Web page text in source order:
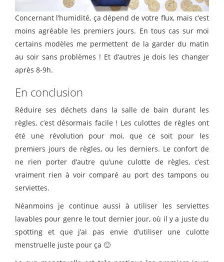
Concernant l’humidité, ça dépend de votre flux, mais c’est
moins agréable les premiers jours. En tous cas sur moi
certains modèles me permettent de la garder du matin
au soir sans problèmes ! Et d’autres je dois les changer
après 8-9h.
En conclusion
Réduire ses déchets dans la salle de bain durant les
règles, c’est désormais facile ! Les culottes de règles ont
été une révolution pour moi, que ce soit pour les
premiers jours de règles, ou les derniers. Le confort de
ne rien porter d’autre qu’une culotte de règles, c’est
vraiment rien à voir comparé au port des tampons ou
serviettes.
Néanmoins je continue aussi à utiliser les serviettes
lavables pour genre le tout dernier jour, où il y a juste du
spotting et que j’ai pas envie d’utiliser une culotte
menstruelle juste pour ça 🙂